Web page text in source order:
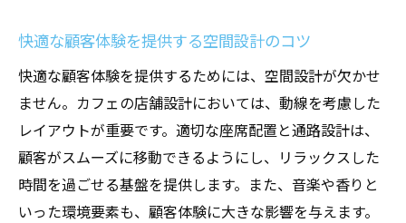
快適な顧客体験を提供する空間設計のコツ
快適な顧客体験を提供するためには、空間設計が欠かせ
ません。カフェの店舗設計においては、動線を考慮した
レイアウトが重要です。適切な座席配置と通路設計は、
顧客がスムーズに移動できるようにし、リラックスした
時間を過ごせる基盤を提供します。また、音楽や香りと
いった環境要素も、顧客体験に大きな影響を与えます。